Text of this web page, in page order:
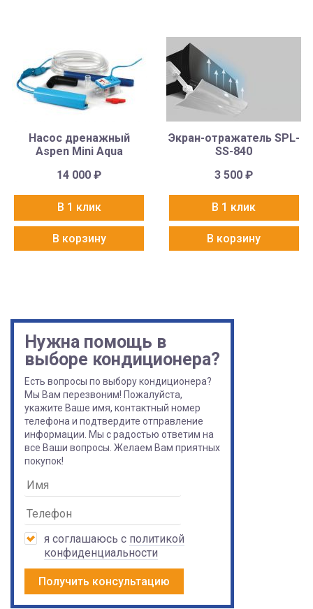
Насос дренажный
Aspen Mini Aqua
14 000₽
В 1 клик
В корзину
Экран-отражатель SPL-
SS-840
3 500₽
В 1 клик
В корзину
Нужна помощь в
выборе кондиционера?
Есть вопросы по выбору кондиционера?
Мы Вам перезвоним! Пожалуйста,
укажите Ваше имя, контактный номер
телефона и подтвердите отправление
информации. Мы с радостью ответим на
все Ваши вопросы. Желаем Вам приятных
покупок!
я соглашаюсь с политикой
конфиденциальности
Получить консультацию